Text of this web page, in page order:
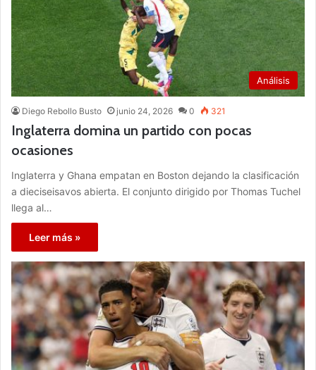
Análisis
Diego Rebollo Busto junio 24, 2026 0 321
Inglaterra domina un partido con pocas
ocasiones
Inglaterra y Ghana empatan en Boston dejando la clasificación
a dieciseisavos abierta. El conjunto dirigido por Thomas Tuchel
llega al…
Leer más »